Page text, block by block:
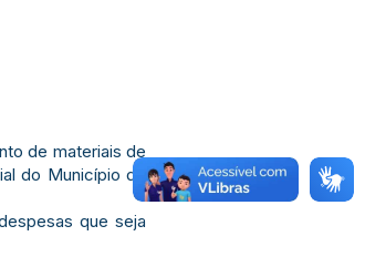
de materiais de
do Município de
que seja